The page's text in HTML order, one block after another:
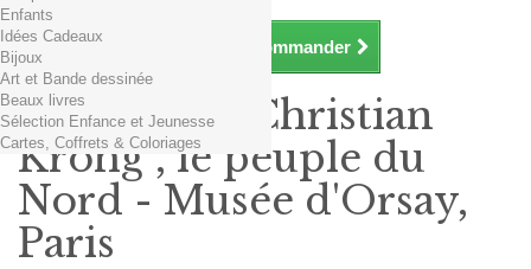
Total TTC
Continuer mes achats Commander
Enfants
Idées Cadeaux
Bijoux
Art et Bande dessinée
Beaux livres
Sélection Enfance et Jeunesse
Cartes, Coffrets & Coloriages
Exposition Christian
Krohg , le peuple du
Nord - Musée d'Orsay,
Paris